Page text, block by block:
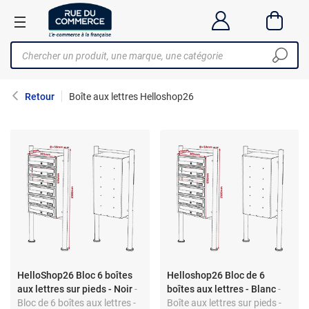
Retour Boîte aux lettres Helloshop26
HelloShop26 Bloc 6 boîtes
aux lettres sur pieds - Noir-
Bloc de 6 boîtes aux lettres -
Helloshop26 Bloc de 6
boîtes aux lettres - Blanc -
Boîte aux lettres sur pieds -